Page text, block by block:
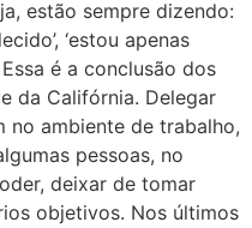
estão sempre dizendo:
‘estou apenas
é a conclusão dos
da Califórnia. Delegar
no ambiente de trabalho,
pessoas, no
deixar de tomar
objetivos. Nos últimos